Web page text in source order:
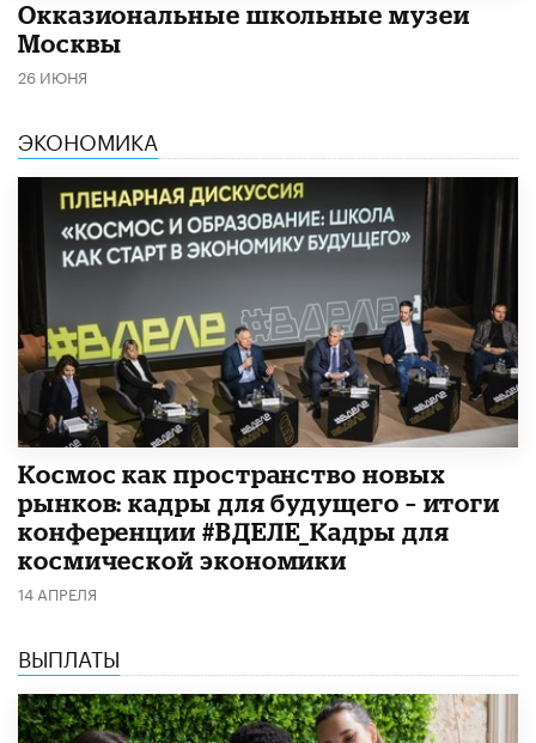
​Окказиональные школьные музеи
Москвы
26 ИЮНЯ
ЭКОНОМИКА
Космос как пространство новых
рынков: кадры для будущего – итоги
конференции #ВДЕЛЕ_Кадры для
космической экономики
14 АПРЕЛЯ
ВЫПЛАТЫ